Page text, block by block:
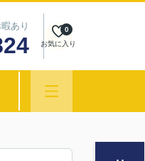
あり
お気に入り
0